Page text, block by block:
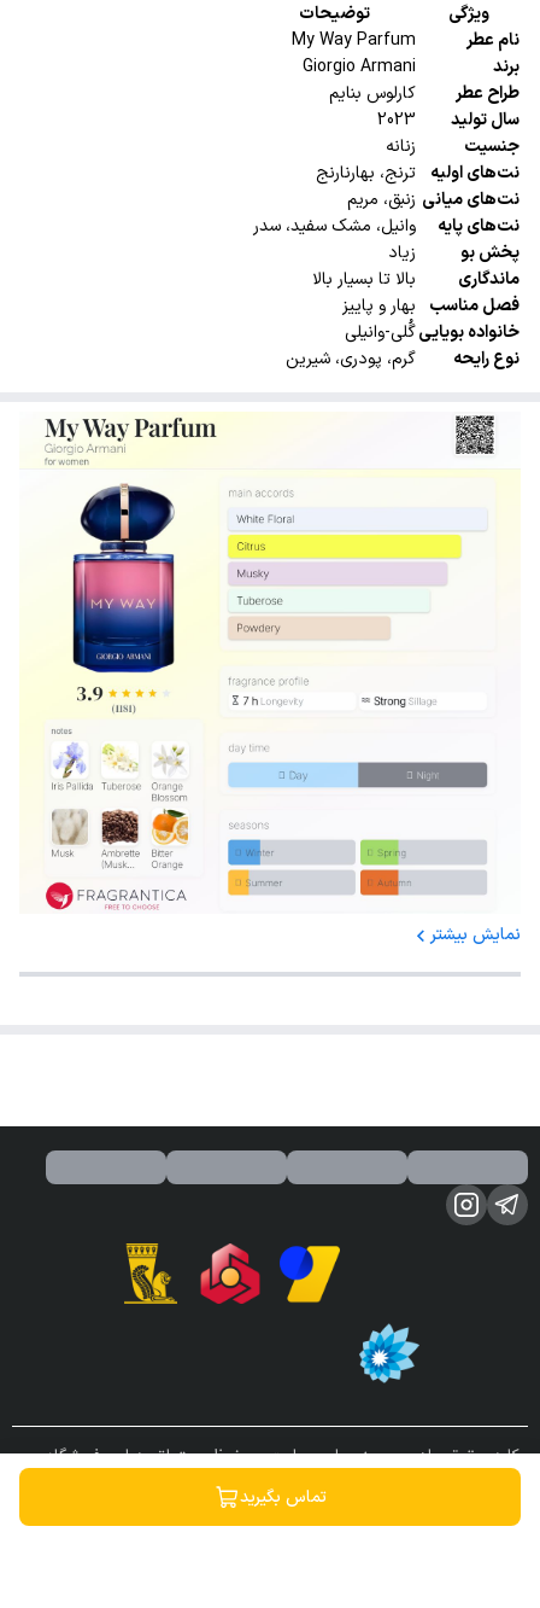
تماس بگیرید
ویژگی
توضیحات
نام عطر
My Way Parfum
برند
Giorgio Armani
طراح عطر
کارلوس بنایم
سال تولید
2023
جنسیت
زنانه
نت‌های اولیه
ترنج، بهارنارنج
نت‌های میانی زنبق، مریم
نت‌های پایه
وانیل، مشک سفید، سدر
پخش بو
زیاد
ماندگاری
بالا تا بسیار بالا
فصل مناسب
بهار و پاییز
خانواده بویاییگُلی-وانیلی
نوع رایحه
گرم، پودری، شیرین
نمایش بیشتر
کلیه حقوق مادی و معنوی این سایت محفوظ و متعلق به این فروشگاه می